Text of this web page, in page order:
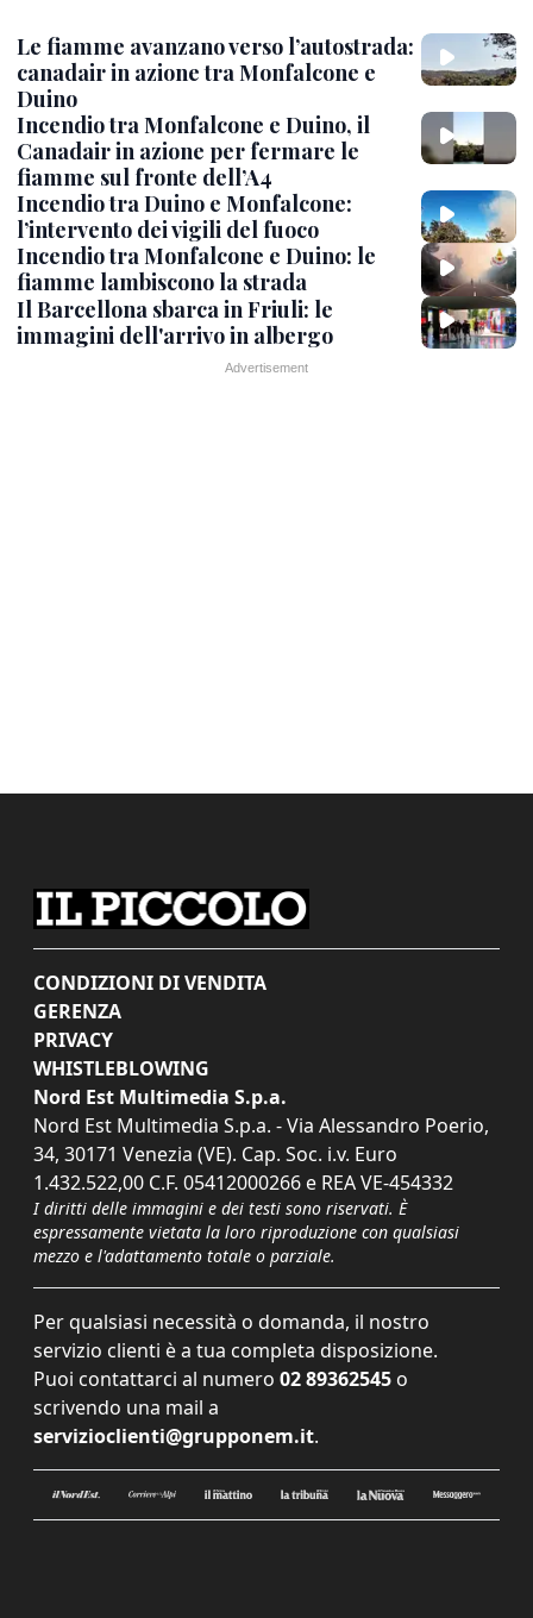
Le fiamme avanzano verso l’autostrada:
canadair in azione tra Monfalcone e
Duino
Incendio tra Monfalcone e Duino, il
Canadair in azione per fermare le
fiamme sul fronte dell’A4
Incendio tra Duino e Monfalcone:
l’intervento dei vigili del fuoco
Incendio tra Monfalcone e Duino: le
fiamme lambiscono la strada
Il Barcellona sbarca in Friuli: le
immagini dell'arrivo in albergo
CONDIZIONI DI VENDITA
GERENZA
PRIVACY
WHISTLEBLOWING
Nord Est Multimedia S.p.a.
Nord Est Multimedia S.p.a. - Via Alessandro Poerio,
34, 30171 Venezia (VE). Cap. Soc. i.v. Euro
1.432.522,00 C.F. 05412000266 e REA VE-454332
I diritti delle immagini e dei testi sono riservati. È
espressamente vietata la loro riproduzione con qualsiasi
mezzo e l'adattamento totale o parziale.
Per qualsiasi necessità o domanda, il nostro
servizio clienti è a tua completa disposizione.
Puoi contattarci al numero 02 89362545 o
scrivendo una mail a
servizioclienti@grupponem.it.